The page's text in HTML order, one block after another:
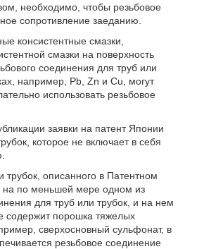
необходимо, чтобы резьбовое
сопротивление заеданию.
консистентные смазки,
смазки на поверхность
соединения для труб или
например, Pb, Zn и Cu, могут
использовать резьбовое
заявки на патент Японии
которое не включает в себя
описанного в Патентном
на по меньшей мере одном из
для труб или трубок, и на нем
содержит порошка тяжелых
сверхосновный сульфонат, в
резьбовое соединение